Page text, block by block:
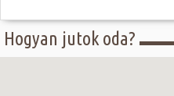
Hogyan jutok oda?